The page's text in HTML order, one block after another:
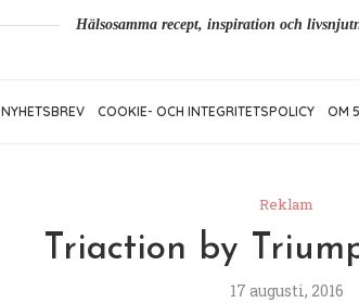
Hälsosamma recept, inspiration och
NYHETSBREV COOKIE- OCH INTEGRITETSPOLICY OM
Reklam
Triaction by
17 augusti, 2016